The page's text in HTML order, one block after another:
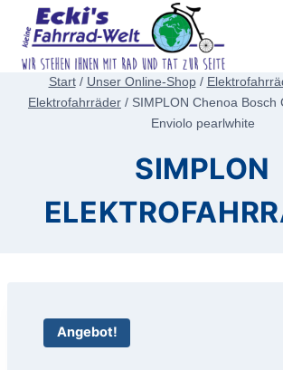
Inhalt
springen
Start / Unser Online-Shop /
Elektrofahrräder / SIMPLON Chenoa Bosch
Enviolo pearlwhite
SIMPLON
Angebot!